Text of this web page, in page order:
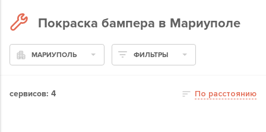
Покраска бампера в Мариуполе
МАРИУПОЛЬ ФИЛЬТРЫ
сервисов: 4 По расстоянию